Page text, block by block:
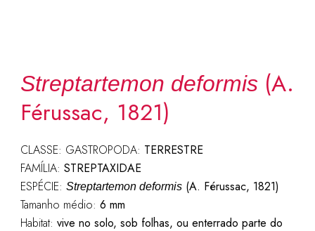
Streptartemon deformis (A.
Férussac, 1821)
CLASSE: GASTROPODA: TERRESTRE
FAMÍLIA: STREPTAXIDAE
ESPÉCIE: Streptartemon deformis(A. Férussac, 1821)
Tamanho médio: 6 mm
Habitat: vive no solo, sob folhas, ou enterrado parte do